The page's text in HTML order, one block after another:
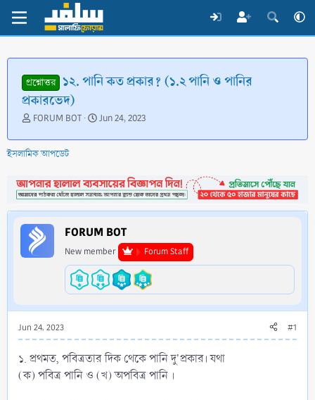
প্রশ্নোত্তর ১২. পানি কত প্রকার? (১.২ পানি ও পানির
প্রকারভেদ)
T
r
e
d
s
t
a
r
t
FORUM BOT
S
a
d
a
t
e
Jun 24, 2023
ইসলামিক আপডেট
FORUM BOT
New member Forum Staff
Jun 24, 2023 #1
১. প্রথমত, পবিত্রতার দিক থেকে পানি দু'প্রকার। যথা
(ক) পবিত্র পানি ও (খ) অপবিত্র পানি ।